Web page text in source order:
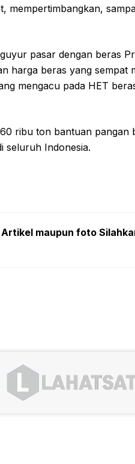
mempertimbangkan,
pasar dengan beras
harga beras yang sempat
mengacu pada HET
ribu ton bantuan pangan
seluruh Indonesia.
maupun foto